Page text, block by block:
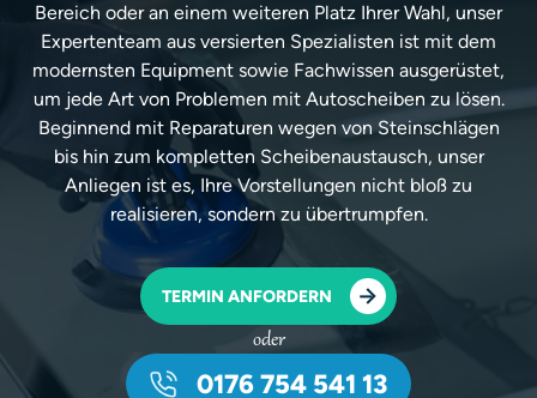
Bereich oder an einem weiteren Platz Ihrer Wahl, unser
Expertenteam aus versierten Spezialisten ist mit dem
modernsten Equipment sowie Fachwissen ausgerüstet,
um jede Art von Problemen mit Autoscheiben zu lösen.
Beginnend mit Reparaturen wegen von Steinschlägen
bis hin zum kompletten Scheibenaustausch, unser
Anliegen ist es, Ihre Vorstellungen nicht bloß zu
realisieren, sondern zu übertrumpfen.
TERMIN ANFORDERN
oder
0176 754 541 13